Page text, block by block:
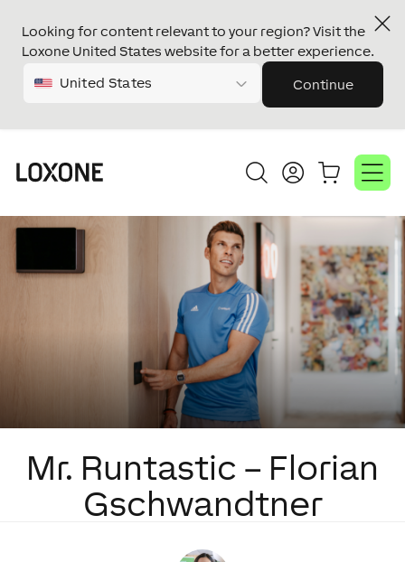
Looking for content relevant to your region? Visit the
Loxone United States website for a better experience.
United States Continue
Mr. Runtastic – Florian
Gschwandtner